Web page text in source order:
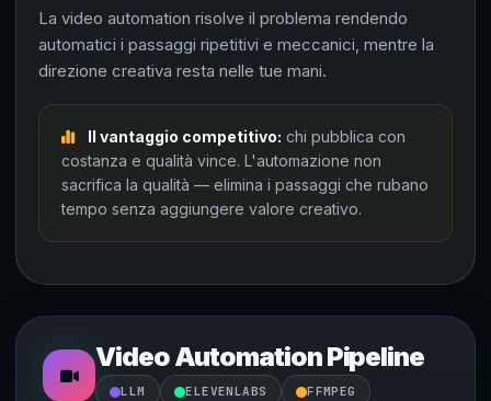
La video automation risolve il problema rendendo
automatici i passaggi ripetitivi e meccanici, mentre la
direzione creativa resta nelle tue mani.
Il vantaggio competitivo: chi pubblica con
costanza e qualità vince. L'automazione non
sacrifica la qualità — elimina i passaggi che rubano
tempo senza aggiungere valore creativo.
Video Automation Pipeline
LLM ELEVENLABS FFMPEG